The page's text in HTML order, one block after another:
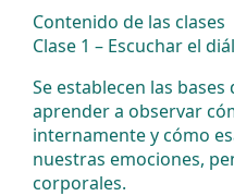
Contenido de las clases
Clase 1 – Escuchar el
Se establecen las
aprender a observar
internamente y cómo
nuestras emociones,
corporales.